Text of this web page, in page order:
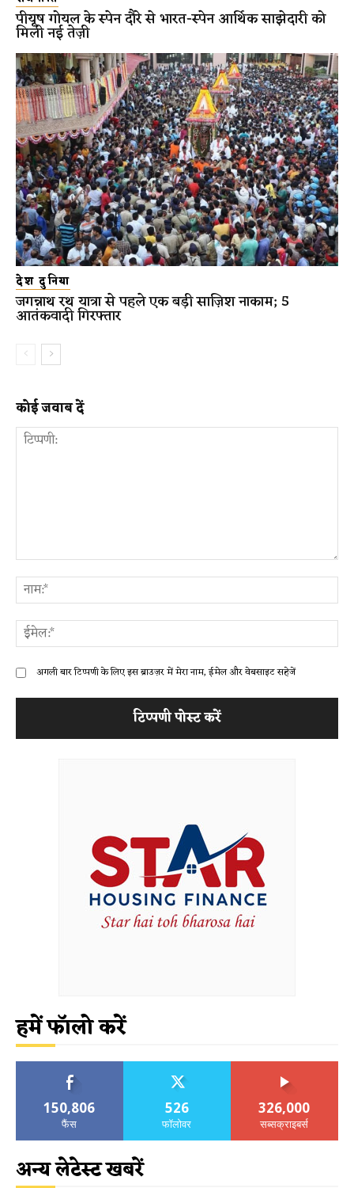
पीयूष गोयल के स्पेन दौरे से भारत-स्पेन आर्थिक साझेदारी को
मिली नई तेज़ी
देश दुनिया
जगन्नाथ रथ यात्रा से पहले एक बड़ी साज़िश नाकाम; 5
आतंकवादी गिरफ्तार
कोई जवाब दें
अगली बार टिप्पणी के लिए इस ब्राउज़र में मेरा नाम, ईमेल और वेबसाइट सहेजें
हमें फॉलो करें
150,806
फैंस
526
फॉलोवर
326,000
सब्सक्राइबर्स
अन्य लेटेस्ट खबरें